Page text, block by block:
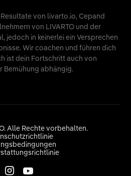
von livarto.io, Cepand
von LIVARTO und der
jedoch in keinerlei ein Versprechen
Wir coachen und führen dich
ist dein Fortschritt auch von
Bemühung abhängig.
Alle Rechte vorbehalten.